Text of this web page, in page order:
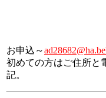
お申込～
初めての方はご住所と
記。